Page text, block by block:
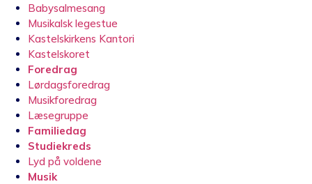
Babysalmesang
Musikalsk legestue
Kastelskirkens Kantori
Kastelskoret
Foredrag
Lørdagsforedrag
Musikforedrag
Læsegruppe
Familiedag
Studiekreds
Lyd på voldene
Musik